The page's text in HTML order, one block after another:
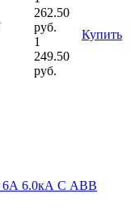
262.50
руб.
1
249.50
руб.
Купить
6А 6.0кА С АВВ